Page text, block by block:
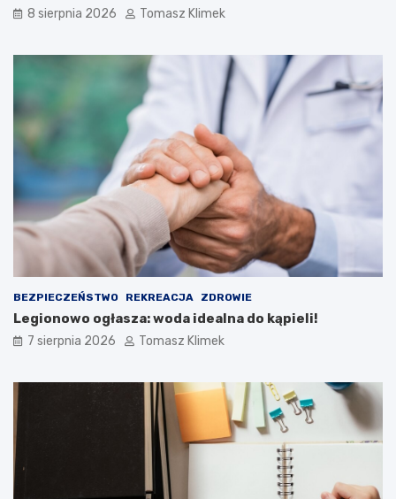
8 sierpnia 2026 Tomasz Klimek
BEZPIECZEŃSTWO REKREACJA ZDROWIE
Legionowo ogłasza: woda idealna do kąpieli!
7 sierpnia 2026 Tomasz Klimek